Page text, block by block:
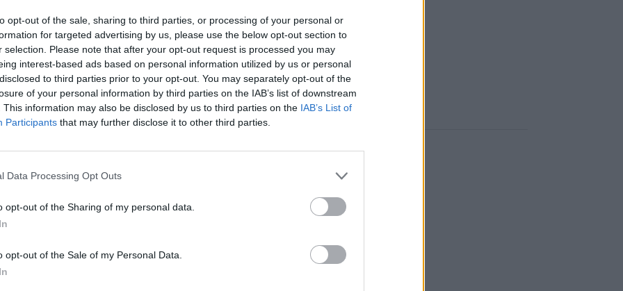
opt-out of the sale, sharing to third parties, or processing of your personal or
for targeted advertising by us, please use the below opt-out section to
selection. Please note that after your opt-out request is processed you may
interest-based ads based on personal information utilized by us or personal
to third parties prior to your opt-out. You may separately opt-out of the
of your personal information by third parties on the IAB’s list of downstream
This information may also be disclosed by us to third parties on the IAB’s List of
Participants that may further disclose it to other third parties.
Data Processing Opt Outs
opt-out of the Sharing of my personal data.
opt-out of the Sale of my Personal Data.
προπονητή της Παγκόσμιας Σκακιστικής
και θητεία σε ισχυρούς σκακιστικούς
και Θεσσαλονίκη.